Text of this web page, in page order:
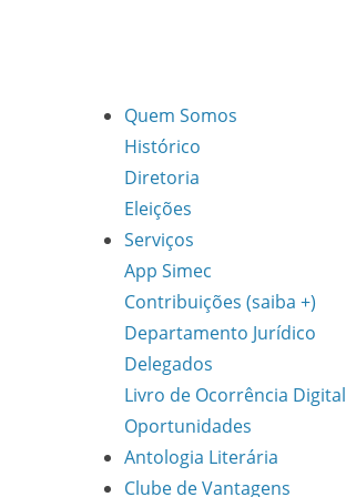
Quem Somos
Histórico
Diretoria
Eleições
Serviços
App Simec
Contribuições (saiba +)
Departamento Jurídico
Delegados
Livro de Ocorrência Digital
Oportunidades
Antologia Literária
Clube de Vantagens